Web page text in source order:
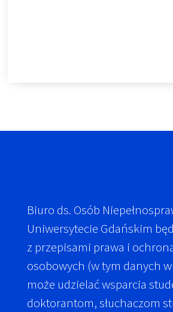
Biuro ds. Osób
Uniwersytecie Gdańskim
z przepisami prawa i
osobowych (w tym danych
może udzielać wsparcia
doktorantom, słuchaczom